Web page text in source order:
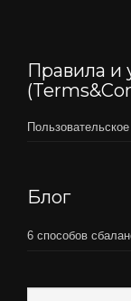
Правила и
Блог
6 способов